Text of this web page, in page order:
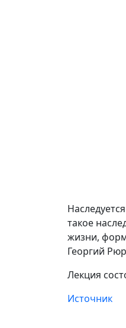
такое
жизни,
Георгий
Лекция
Источник